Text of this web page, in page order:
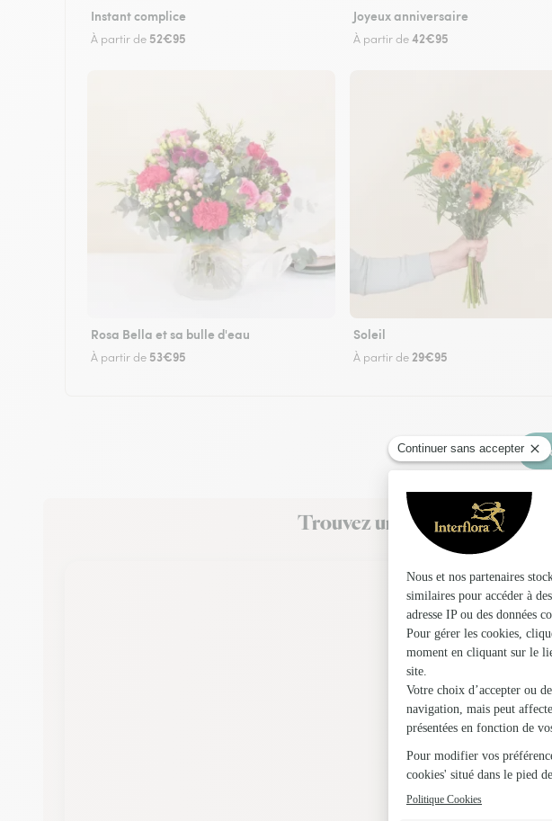
Instant complice
À partir de 52€95
Joyeux anniversaire
À partir de42€95
Rosa Bella et sa bulle d'eau
À partir de 53€95
Soleil
À partir de 29€95
Trouvez un fleuriste